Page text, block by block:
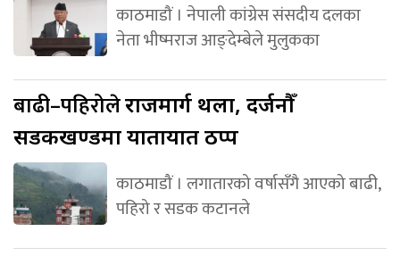
काठमाडौं । नेपाली कांग्रेस संसदीय दलका
नेता भीष्मराज आङ्देम्बेले मुलुकका
बाढी–पहिरोलेराजमार्ग थला, दर्जनौँ
सडकखण्डमा यातायात ठप्प
काठमाडौं । लगातारको वर्षासँगै आएको बाढी,
पहिरो र सडक कटानले